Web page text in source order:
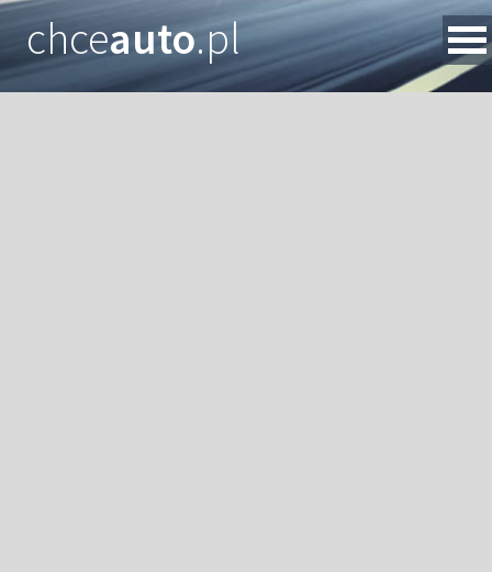
chceauto.pl